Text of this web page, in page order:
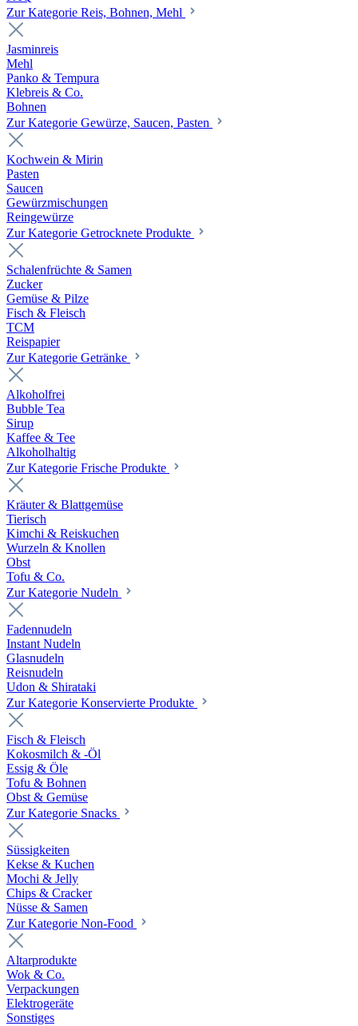
Zur Kategorie Reis, Bohnen, Mehl
Jasminreis
Mehl
Panko & Tempura
Klebreis & Co.
Bohnen
Zur Kategorie Gewürze, Saucen, Pasten
Kochwein & Mirin
Pasten
Saucen
Gewürzmischungen
Reingewürze
Zur Kategorie Getrocknete Produkte
Schalenfrüchte & Samen
Zucker
Gemüse & Pilze
Fisch & Fleisch
TCM
Reispapier
Zur Kategorie Getränke
Alkoholfrei
Bubble Tea
Sirup
Kaffee & Tee
Alkoholhaltig
Zur Kategorie Frische Produkte
Kräuter & Blattgemüse
Tierisch
Kimchi & Reiskuchen
Wurzeln & Knollen
Obst
Tofu & Co.
Zur Kategorie Nudeln
Fadennudeln
Instant Nudeln
Glasnudeln
Reisnudeln
Udon & Shirataki
Zur Kategorie Konservierte Produkte
Fisch & Fleisch
Kokosmilch & -Öl
Essig & Öle
Tofu & Bohnen
Obst & Gemüse
Zur Kategorie Snacks
Süssigkeiten
Kekse & Kuchen
Mochi & Jelly
Chips & Cracker
Nüsse & Samen
Zur Kategorie Non-Food
Altarprodukte
Wok & Co.
Verpackungen
Elektrogeräte
Sonstiges